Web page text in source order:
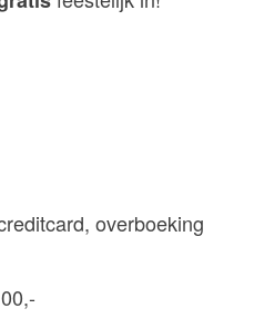
overboeking